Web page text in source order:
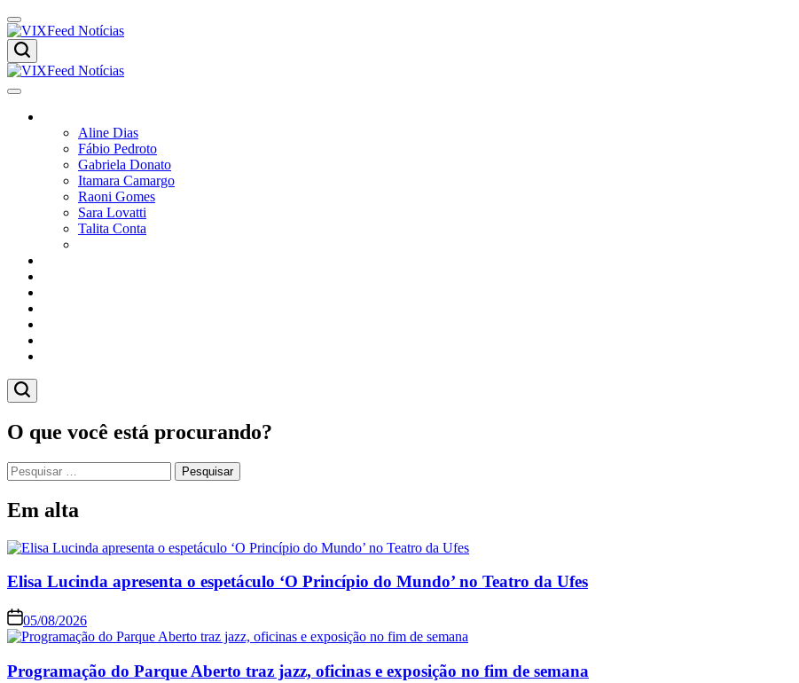
Skip
to
content
VIXFeed
Notícias
VIXFeed
NotíciasAline Dias
Fábio Pedroto
Gabriela Donato
Itamara Camargo
Raoni Gomes
Sara Lovatti
Talita Conta
O que você está procurando?
Pesquisar
por:
Em alta
Elisa Lucinda apresenta o espetáculo ‘O Princípio do Mundo’ no Teatro da Ufes
05/08/2026
Programação do Parque Aberto traz jazz, oficinas e exposição no fim de semana